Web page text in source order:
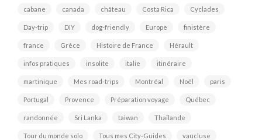
cabane canada château Costa Rica Cyclades
Day-trip DIY dog-friendly Europe finistère
france Grèce Histoire de France Hérault
infos pratiques insolite italie itinéraire
martinique Mes road-trips Montréal Noël paris
Portugal Provence Préparation voyage Québec
randonnée Sri Lanka taiwan Thaïlande
Tour du monde solo Tous mes City-Guides vaucluse